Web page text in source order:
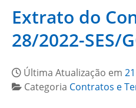
Extrato do
28/2022-SES/
Última Atualização em
Categoria Contratos e